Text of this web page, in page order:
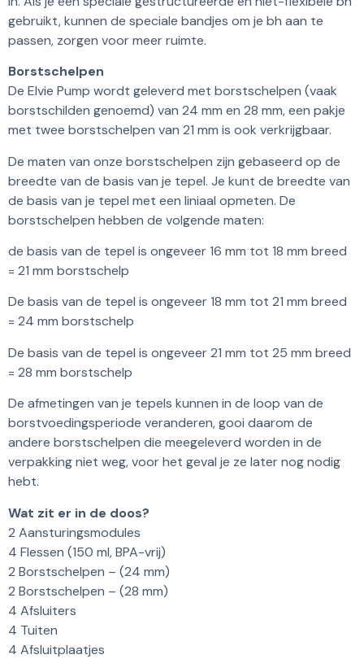
gebruikt, kunnen de speciale bandjes om je bh aan te
passen, zorgen voor meer ruimte.
Borstschelpen
De Elvie Pump wordt geleverd met borstschelpen (vaak
borstschilden genoemd) van 24 mm en 28 mm, een pakje
met twee borstschelpen van 21 mm is ook verkrijgbaar.
De maten van onze borstschelpen zijn gebaseerd op de
breedte van de basis van je tepel. Je kunt de breedte van
de basis van je tepel met een liniaal opmeten. De
borstschelpen hebben de volgende maten:
de basis van de tepel is ongeveer 16 mm tot 18 mm breed
= 21 mm borstschelp
De basis van de tepel is ongeveer 18 mm tot 21 mm breed
= 24 mm borstschelp
De basis van de tepel is ongeveer 21 mm tot 25 mm breed
= 28 mm borstschelp
De afmetingen van je tepels kunnen in de loop van de
borstvoedingsperiode veranderen, gooi daarom de
andere borstschelpen die meegeleverd worden in de
verpakking niet weg, voor het geval je ze later nog nodig
hebt.
Wat zit er in de doos?
2 Aansturingsmodules
4 Flessen (150 ml, BPA-vrij)
2 Borstschelpen – (24 mm)
2 Borstschelpen – (28 mm)
4 Afsluiters
4 Tuiten
4 Afsluitplaatjes